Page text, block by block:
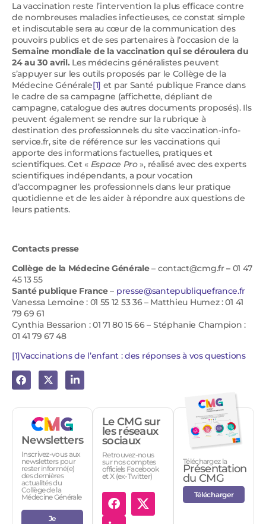
La vaccination reste l’intervention la plus efficace contre
de nombreuses maladies infectieuses, ce constat simple
et indiscutable sera au cœur de la communication des
pouvoirs publics et de ses partenaires à l’occasion de la
Semaine mondiale de la vaccination qui se déroulera du
24 au 30 avril. Les médecins généralistes peuvent
s’appuyer sur les outils proposés par le Collège de la
Médecine Générale[1] et par Santé publique France dans
le cadre de sa campagne (affichette, dépliant de
campagne, catalogue des autres documents proposés). Ils
peuvent également se rendre sur la rubrique à
destination des professionnels du site vaccination-info-
service.fr, site de référence sur les vaccinations qui
apporte des informations factuelles, pratiques et
scientifiques. Cet « Espace Pro», réalisé avec des experts
scientifiques indépendants, a pour vocation
d’accompagner les professionnels dans leur pratique
quotidienne et de les aider à répondre aux questions de
leurs patients.
Contacts presse
Collège de la Médecine Générale– contact@cmg.fr– 01 47
45 13 55
Santé publique France– presse@santepubliquefrance.fr
Vanessa Lemoine : 01 55 12 53 36 – Matthieu Humez : 01 41
79 69 61
Cynthia Bessarion : 01 71 80 15 66 – Stéphanie Champion :
01 41 79 67 48
[1]Vaccinations de l’enfant : des réponses à vos questions
Newsletters
Inscrivez-vous aux
newsletters pour
rester informé(e)
des dernières
actualités du
Collège de la
Médecine Générale
Je
Le CMG sur
les réseaux
sociaux
Retrouvez-nous
sur nos comptes
officiels Facebook
et X (ex-Twitter)
Téléchargez la
Présentation
du CMG
Télécharger